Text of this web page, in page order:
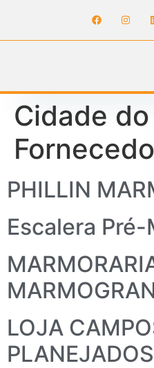
Cidade do
PHILLIN
Escalera
LOJA
PLANEJADOS